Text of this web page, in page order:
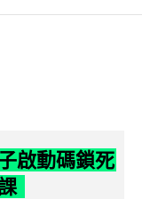
啟動碼鎖死